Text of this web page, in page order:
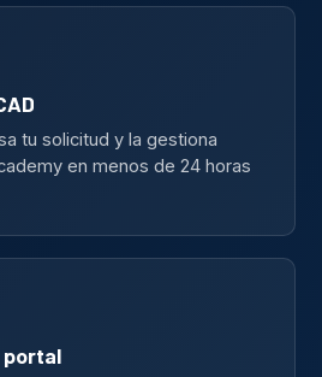
tu solicitud y la gestiona
en menos de 24 horas
portal